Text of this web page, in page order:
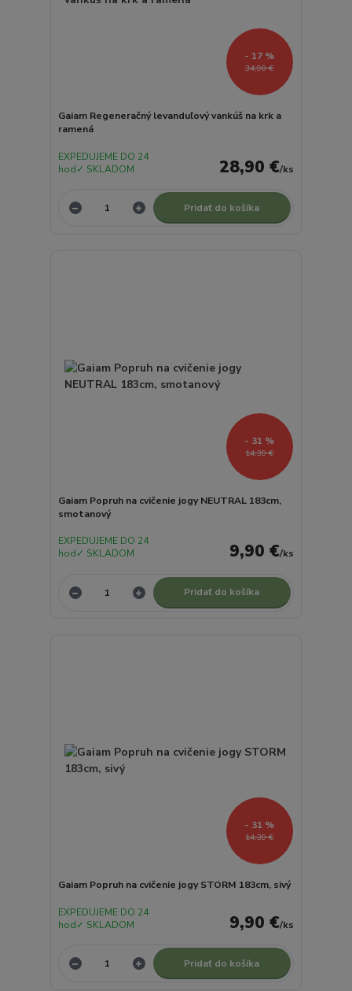
34,90 €
- 17 %
Gaiam Regeneračný levanduľový vankúš na krk a
ramená
28,90 €/ks
EXPEDUJEME DO 24
hod✓ SKLADOM
Pridať do košíka
14,39 €
- 31 %
Gaiam Popruh na cvičenie jogy NEUTRAL 183cm,
smotanový
9,90 €/ks
EXPEDUJEME DO 24
hod✓ SKLADOM
Pridať do košíka
14,39 €
- 31 %
Gaiam Popruh na cvičenie jogy STORM 183cm, sivý
9,90 €/ks
EXPEDUJEME DO 24
hod✓ SKLADOM
Pridať do košíka